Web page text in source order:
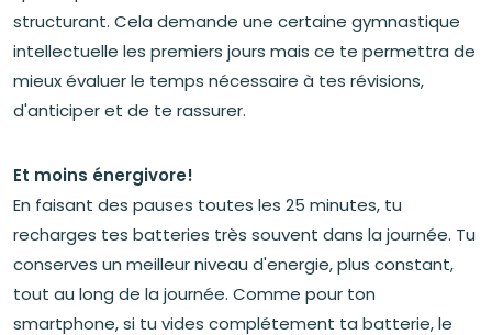
structurant. Cela demande une certaine gymnastique
intellectuelle les premiers jours mais ce te permettra de
mieux évaluer le temps nécessaire à tes révisions,
d'anticiper et de te rassurer.
Et moins énergivore!
En faisant des pauses toutes les 25 minutes, tu
recharges tes batteries très souvent dans la journée. Tu
conserves un meilleur niveau d'energie, plus constant,
tout au long de la journée. Comme pour ton
smartphone, si tu vides complétement ta batterie, le